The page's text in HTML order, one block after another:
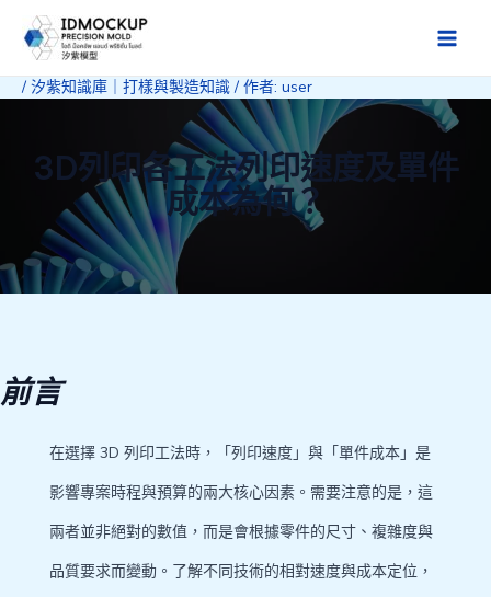
要
Main
/ 汐紫知識庫｜打樣與製造知識/ 作者: user
3D列印各工法列印速度及單件
成本為何？
前言
在選擇 3D 列印工法時，「列印速度」與「單件成本」是
影響專案時程與預算的兩大核心因素。需要注意的是，這
兩者並非絕對的數值，而是會根據零件的尺寸、複雜度與
品質要求而變動。了解不同技術的相對速度與成本定位，